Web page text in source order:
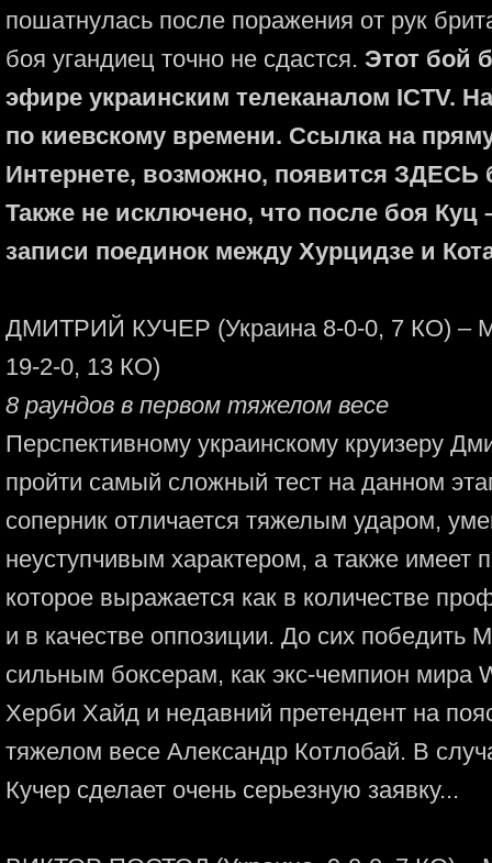
пошатнулась после поражения от рук
боя угандиец точно не сдастся. Этот бой
эфире украинским телеканалом ICTV.
по киевскому времени. Ссылка на
Интернете, возможно, появится ЗДЕСЬ
Также не исключено, что после боя Куц
записи поединок между Хурцидзе и
ДМИТРИЙ КУЧЕР (Украина 8-0-0, 7 КО)
19-2-0, 13 КО)
8 раундов в первом тяжелом весе
Перспективному украинскому круизеру
пройти самый сложный тест на данном
соперник отличается тяжелым ударом,
неуступчивым характером, а также имеет
которое выражается как в количестве
и в качестве оппозиции. До сих победить
сильным боксерам, как экс-чемпион мира
Херби Хайд и недавний претендент на
тяжелом весе Александр Котлобай. В
Кучер сделает очень серьезную заявку...